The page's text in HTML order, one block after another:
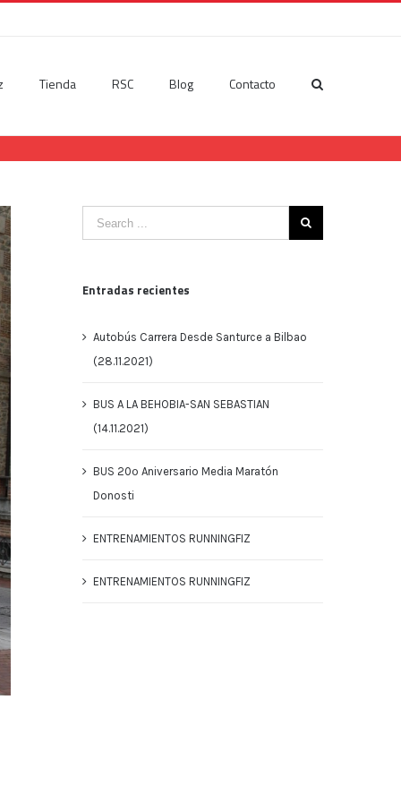
Tienda RSC Blog Contacto
Entradas recientes
Autobús Carrera Desde Santurce a Bilbao
(28.11.2021)
BUS A LA BEHOBIA-SAN SEBASTIAN
(14.11.2021)
BUS 20º Aniversario Media Maratón
Donosti
ENTRENAMIENTOS RUNNINGFIZ
ENTRENAMIENTOS RUNNINGFIZ